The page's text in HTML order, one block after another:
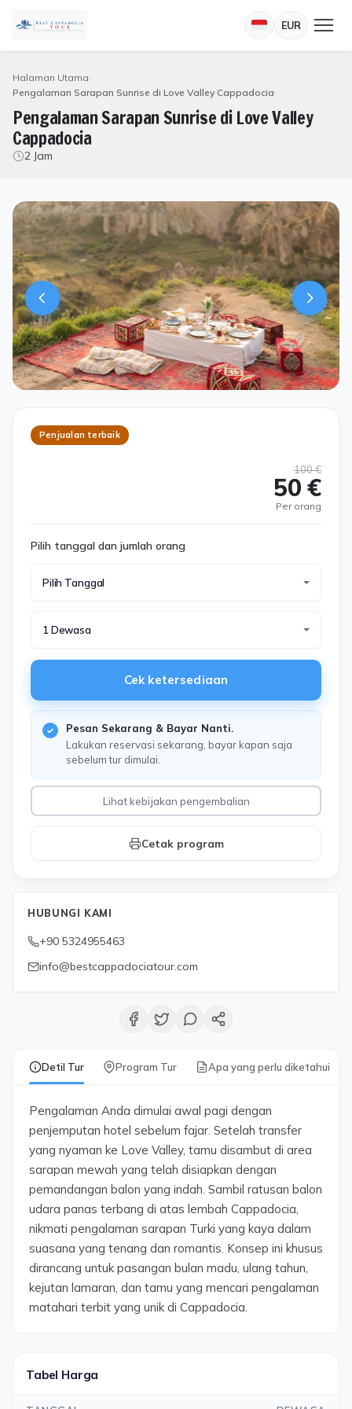
EUR
Halaman Utama
Pengalaman Sarapan Sunrise di Love Valley Cappadocia
Pengalaman Sarapan Sunrise di Love Valley
Cappadocia
2 Jam
Detil Tur Program Tur Apa yang perlu diketahui
Pengalaman Anda dimulai awal pagi dengan
penjemputan hotel sebelum fajar. Setelah transfer
yang nyaman ke Love Valley, tamu disambut di area
sarapan mewah yang telah disiapkan dengan
pemandangan balon yang indah. Sambil ratusan balon
udara panas terbang di atas lembah Cappadocia,
nikmati pengalaman sarapan Turki yang kaya dalam
suasana yang tenang dan romantis. Konsep ini khusus
dirancang untuk pasangan bulan madu, ulang tahun,
kejutan lamaran, dan tamu yang mencari pengalaman
matahari terbit yang unik di Cappadocia.
Tabel Harga
Penjualan terbaik
100 €
50 €
Per orang
Pilih tanggal dan jumlah orang
Pilih Tanggal
1 Dewasa
Cek ketersediaan
Pesan Sekarang & Bayar Nanti.
Lakukan reservasi sekarang, bayar kapan saja
sebelum tur dimulai.
Lihat kebijakan pengembalian
Cetak program
HUBUNGI KAMI
+90 5324955463
info@bestcappadociatour.com